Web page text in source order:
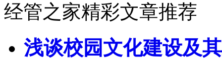
经管之家精彩文章推荐
浅谈校园文化建设及